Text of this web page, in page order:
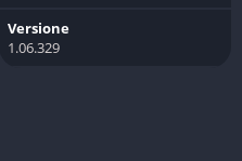
Versione
1.06.329